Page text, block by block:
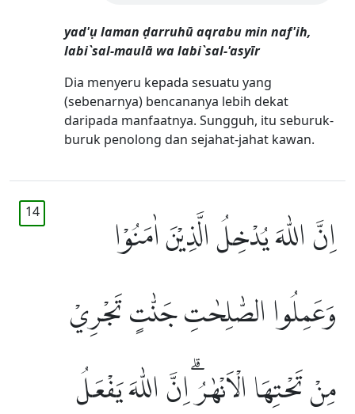
yad'ụ laman ḍarruhū aqrabu min naf'ih,
labi`sal-maulā wa labi`sal-'asyīr
Dia menyeru kepada sesuatu yang
(sebenarnya) bencananya lebih dekat
daripada manfaatnya. Sungguh, itu seburuk-
buruk penolong dan sejahat-jahat kawan.
14
اِنَّ اللّٰهَ يُدْخِلُ الَّذِيْنَ اٰمَنُوْا
وَعَمِلُوا الصّٰلِحٰتِ جَنّٰتٍ تَجْرِيْ
مِنْ تَحْتِهَا الْاَنْهٰرُۗ اِنَّ اللّٰهَ يَفْعَلُ